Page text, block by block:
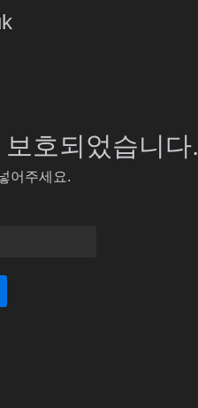
호되었습니다.
어주세요.